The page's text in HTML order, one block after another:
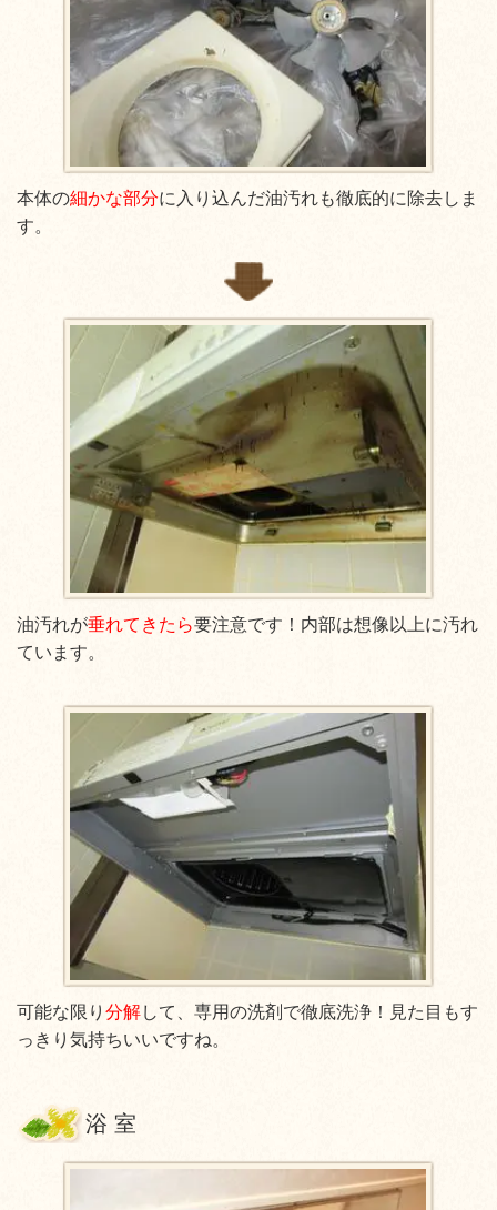
本体の細かな部分に入り込んだ油汚れも徹底的に除去しま
す。
油汚れが垂れてきたら要注意です！内部は想像以上に汚れ
ています。
可能な限り 分解して、専用の洗剤で徹底洗浄！見た目もす
っきり気持ちいいですね。
浴 室